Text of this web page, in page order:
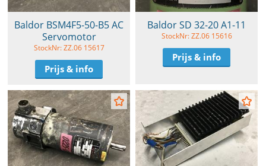
Baldor BSM4F5-50-B5 AC
Servomotor
StockNr: ZZ.06 15617
Prijs & info
Baldor SD 32-20 A1-11
StockNr: ZZ.06 15616
Prijs & info